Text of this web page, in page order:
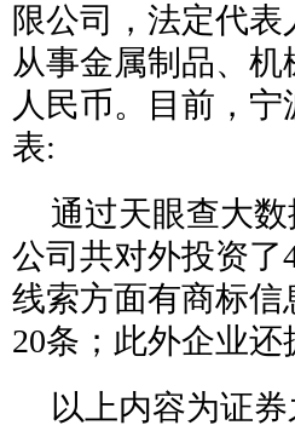
限公司，法定代
从事金属制品、
人民币。目前，
表:
通过天眼查大
公司共对外投资了
线索方面有商标信
20条；此外企业
以上内容为证